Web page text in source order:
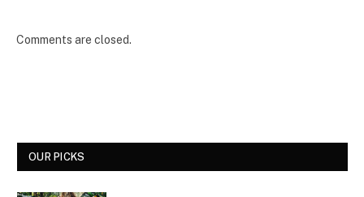
Comments are closed.
OUR PICKS